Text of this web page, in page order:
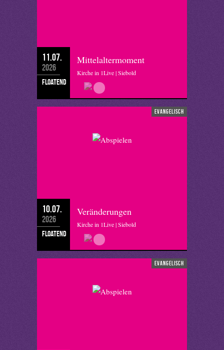
11.07.
2026
floatend
Mittelaltermoment
Kirche in 1Live | Siebold
evangelisch
10.07.
2026
floatend
Veränderungen
Kirche in 1Live | Siebold
evangelisch